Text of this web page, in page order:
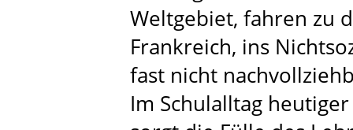
Weltgebiet, fahren zu
Frankreich, ins
fast nicht
Im Schulalltag